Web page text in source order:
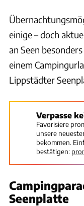
einige – doch
an Seen
einem
Lippstädter
Verpasse
Favorisiere
unsere
bekommen.
bestätigen:
Seenplatte